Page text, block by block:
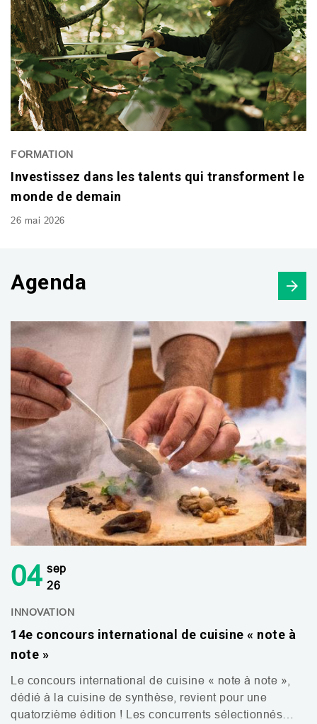
FORMATION
Investissez dans les talents qui transforment le
monde de demain
26 mai 2026
Agenda
04 sep
26
INNOVATION
14e concours international de cuisine « note à
note »
Le concours international de cuisine « note à note »,
dédié à la cuisine de synthèse, revient pour une
quatorzième édition ! Les concurrents sélectionnés…